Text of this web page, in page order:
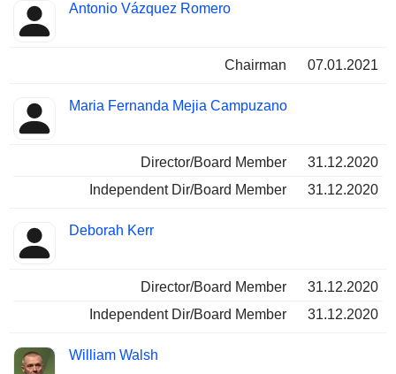
Antonio Vázquez Romero
Chairman 07.01.2021
Maria Fernanda Mejia Campuzano
Director/Board Member
31.12.2020
Independent Dir/Board Member
31.12.2020
Deborah Kerr
Director/Board Member
31.12.2020
Independent Dir/Board Member
31.12.2020
William Walsh